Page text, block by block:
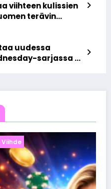
viihteen kulissien
terävin
uudessa
sarjassa –